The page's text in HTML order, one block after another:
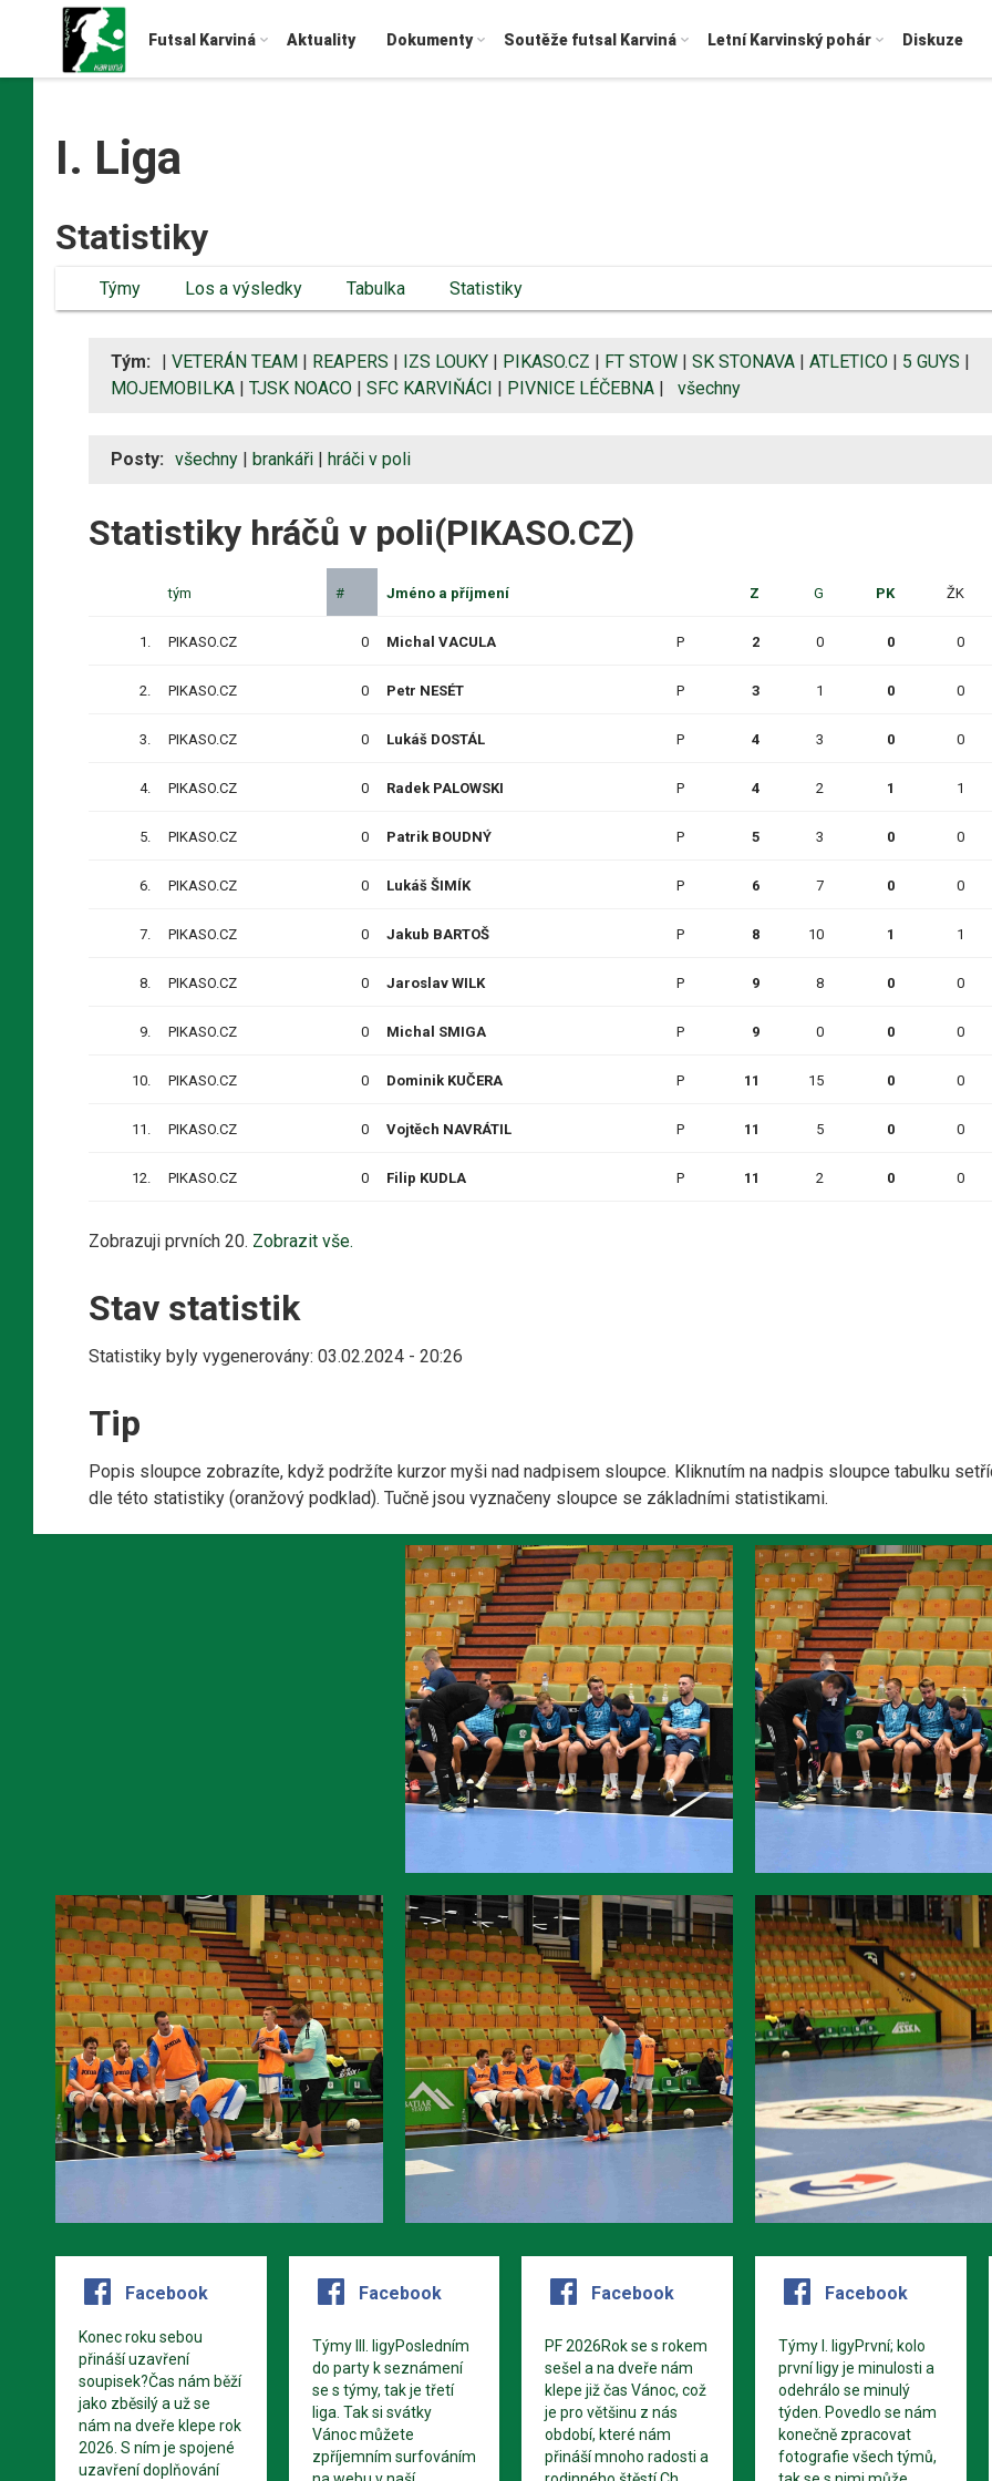
Futsal Karviná Aktuality Dokumenty Soutěže futsal Karviná Letní Karvinský pohár Diskuze
I. Liga
Statistiky
Týmy Los a výsledky Tabulka Statistiky
Tým: | VETERÁN TEAM | REAPERS | IZS LOUKY | PIKASO.CZ | FT STOW | SK STONAVA | ATLETICO | 5 GUYS |
MOJEMOBILKA | TJSK NOACO | SFC KARVIŇÁCI | PIVNICE LÉČEBNA | všechny
Posty: všechny | brankáři | hráči v poli
Statistiky hráčů v poli(PIKASO.CZ)
tým # Jméno a příjmení Z G PK ŽK
1. PIKASO.CZ 0 Michal VACULA P 2 0 0 0
2. PIKASO.CZ 0 Petr NESÉT P 3 1 0 0
3. PIKASO.CZ 0 Lukáš DOSTÁL P 4 3 0 0
4. PIKASO.CZ 0 Radek PALOWSKI P 4 2 1 1
5. PIKASO.CZ 0 Patrik BOUDNÝ P 5 3 0 0
6. PIKASO.CZ 0 Lukáš ŠIMÍK P 6 7 0 0
7. PIKASO.CZ 0 Jakub BARTOŠ P 8 10 1 1
8. PIKASO.CZ 0 Jaroslav WILK P 9 8 0 0
9. PIKASO.CZ 0 Michal SMIGA P 9 0 0 0
10. PIKASO.CZ 0 Dominik KUČERA P 11 15 0 0
11. PIKASO.CZ 0 Vojtěch NAVRÁTIL P 11 5 0 0
12. PIKASO.CZ 0 Filip KUDLA P 11 2 0 0
Zobrazuji prvních 20. Zobrazit vše.
Stav statistik
Statistiky byly vygenerovány: 03.02.2024 - 20:26
Tip
Popis sloupce zobrazíte, když podržíte kurzor myši nad nadpisem sloupce. Kliknutím na nadpis sloupce tabulku
dle této statistiky (oranžový podklad). Tučně jsou vyznačeny sloupce se základními statistikami.
Facebook
Konec roku sebou
přináší uzavření
soupisek?Čas nám běží
jako zběsilý a už se
nám na dveře klepe rok
2026. S ním je spojené
uzavření doplňování
Facebook
Týmy III. ligyPosledním
do party k seznámení
se s týmy, tak je třetí
liga. Tak si svátky
Vánoc můžete
zpříjemním surfováním
Facebook
PF 2026Rok se s rokem
sešel a na dveře nám
klepe již čas Vánoc, což
je pro většinu z nás
období, které nám
přináší mnoho radosti a
Facebook
Týmy I. ligyPrvní; kolo
první ligy je minulosti a
odehrálo se minulý
týden. Povedlo se nám
konečně zpracovat
fotografie všech týmů,